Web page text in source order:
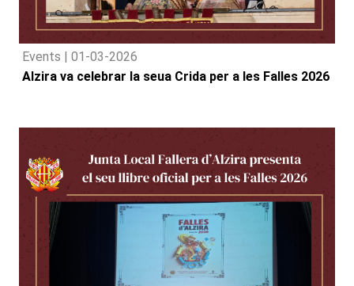
Events | 01-03-2026
Alzira va celebrar la seua Crida per a les Falles 2026